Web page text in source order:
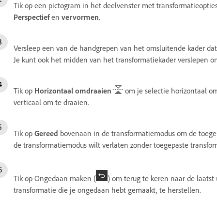
Tik op een pictogram in het deelvenster met
Perspectiefen vervormen.
Versleep een van de handgrepen van het omsluitende kader
Je kunt ook het midden van het transformatiekader verslepen
Tik op Horizontaal omdraaien
om je selectie horizontaal
verticaal om te draaien.
Tik op Gereed bovenaan in de transformatiemodus om de
de transformatiemodus wilt verlaten zonder toegepaste
Tik op Ongedaan maken (
) om terug te keren naar de
transformatie die je ongedaan hebt gemaakt, te herstellen.